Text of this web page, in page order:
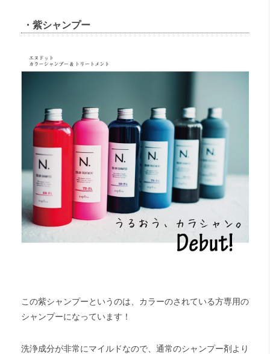
・紫シャンプー
この紫シャンプーというのは、カラーのされている方専用の
シャンプーになっています！
洗浄成分が非常にマイルドなので、通常のシャンプー剤より